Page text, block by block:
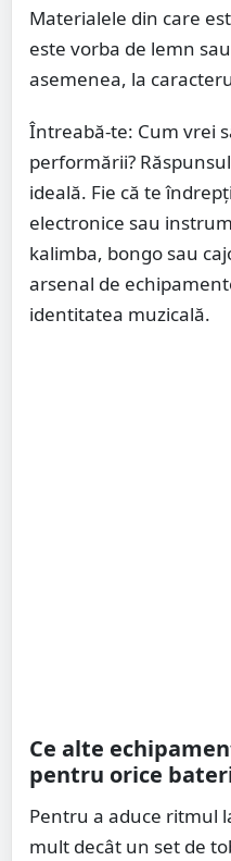
Materialele din care
este vorba de lemn
asemenea, la
Întreabă-te: Cum vrei
performării?
ideală. Fie că te
electronice sau
kalimba, bongo sau
arsenal de
identitatea muzicală.
Ce alte
pentru orice
Pentru a aduce ritmul
mult decât un set de